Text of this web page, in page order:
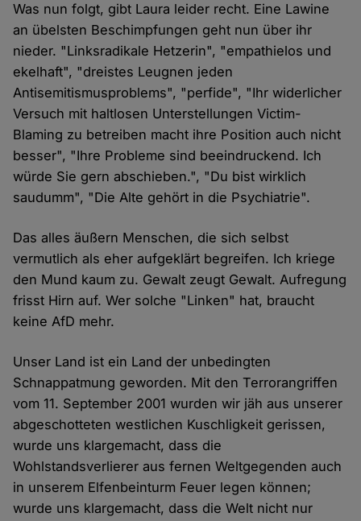
Was nun folgt, gibt Laura leider recht. Eine Lawine
an übelsten Beschimpfungen geht nun über ihr
nieder. "Linksradikale Hetzerin", "empathielos und
ekelhaft", "dreistes Leugnen jeden
Antisemitismusproblems", "perfide", "Ihr widerlicher
Versuch mit haltlosen Unterstellungen Victim-
Blaming zu betreiben macht ihre Position auch nicht
besser", "Ihre Probleme sind beeindruckend. Ich
würde Sie gern abschieben.", "Du bist wirklich
saudumm", "Die Alte gehört in die Psychiatrie".
Das alles äußern Menschen, die sich selbst
vermutlich als eher aufgeklärt begreifen. Ich kriege
den Mund kaum zu. Gewalt zeugt Gewalt. Aufregung
frisst Hirn auf. Wer solche "Linken" hat, braucht
keine AfD mehr.
Unser Land ist ein Land der unbedingten
Schnappatmung geworden. Mit den Terrorangriffen
vom 11. September 2001 wurden wir jäh aus unserer
abgeschotteten westlichen Kuschligkeit gerissen,
wurde uns klargemacht, dass die
Wohlstandsverlierer aus fernen Weltgegenden auch
in unserem Elfenbeinturm Feuer legen können;
wurde uns klargemacht, dass die Welt nicht nur